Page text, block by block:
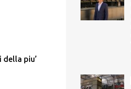
della piu’